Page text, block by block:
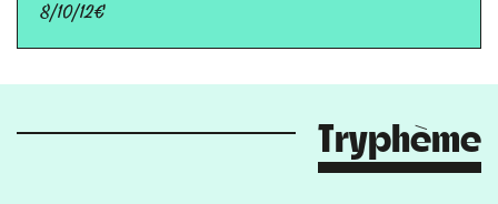
8/10/12€
Tryphème